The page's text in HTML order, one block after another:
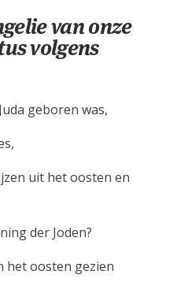
van onze
volgens
geboren was,
uit het oosten en
der Joden?
het oosten gezien